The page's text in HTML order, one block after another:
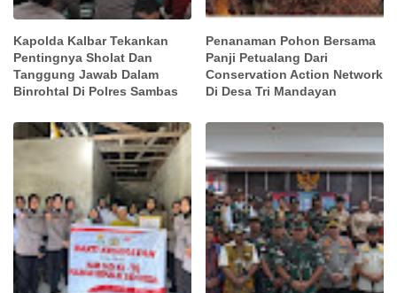
Kapolda Kalbar Tekankan
Pentingnya Sholat Dan
Tanggung Jawab Dalam
Binrohtal Di Polres Sambas
Penanaman Pohon Bersama
Panji Petualang Dari
Conservation Action Network
Di Desa Tri Mandayan